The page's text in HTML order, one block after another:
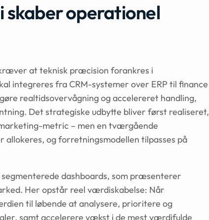
operationel
at teknisk præcision forankres i
integreres fra CRM-systemer over ERP til finance
realtidsovervågning og accelereret handling,
Det strategiske udbytte bliver først realiseret,
metric – men en tværgående
og forretningsmodellen tilpasses på
dashboards, som præsenterer
Her opstår reel værdiskabelse: Når
til løbende at analysere, prioritere og
samt accelerere vækst i de mest værdifulde